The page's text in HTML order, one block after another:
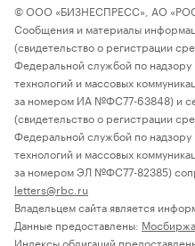
© ООО «БИЗНЕСПРЕСС», АО
Сообщения и материалы
(свидетельство о регистрации
Федеральной службой по
технологий и массовых
за номером ИА №ФС77-63848) и
(свидетельство о регистрации
Федеральной службой по
технологий и массовых
за номером ЭЛ №ФС77-82385)
letters@rbc.ru
Владельцем сайта является
Данные предоставлены: Мосбиржа
Индексы облигаций